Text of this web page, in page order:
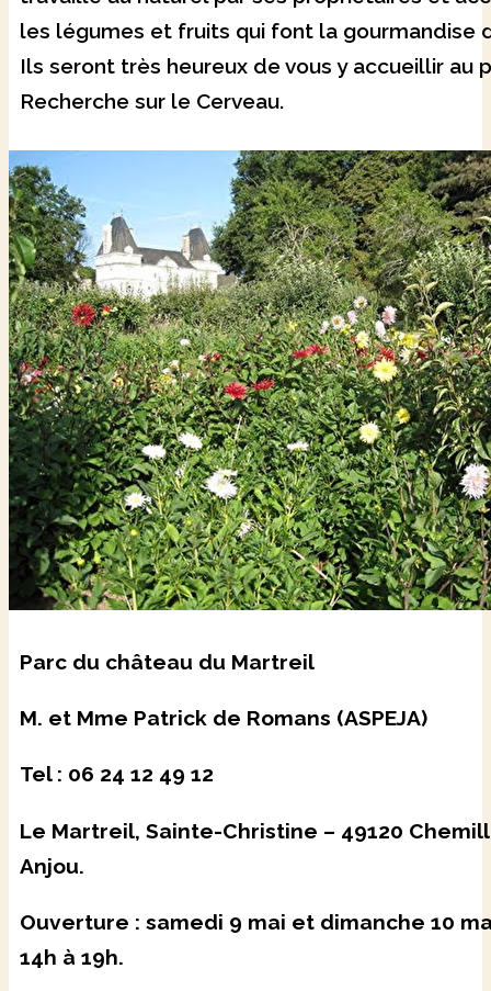
les légumes et fruits qui font la gourmandise
Ils seront très heureux de vous y accueillir au
Recherche sur le Cerveau.
Parc du château du Martreil
M. et Mme Patrick de Romans (ASPEJA)
Tel : 06 24 12 49 12
Le Martreil, Sainte-Christine – 49120
Anjou.
Ouverture : samedi 9 mai et dimanche 10
14h à 19h.